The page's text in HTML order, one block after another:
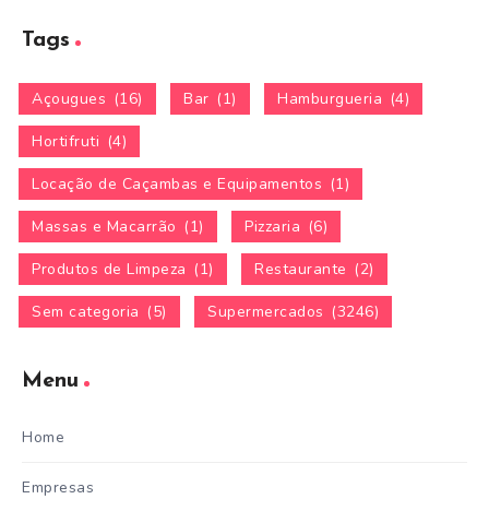
Tags
Açougues (16) Bar (1) Hamburgueria (4)
Hortifruti (4)
Locação de Caçambas e Equipamentos (1)
Massas e Macarrão (1) Pizzaria (6)
Produtos de Limpeza (1) Restaurante (2)
Sem categoria (5) Supermercados (3246)
Menu
Home
Empresas